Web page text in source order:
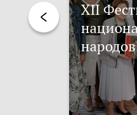
XII